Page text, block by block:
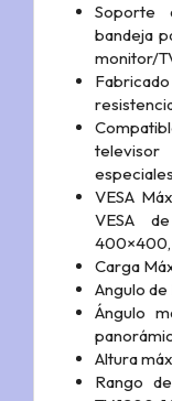
Soporte
bandeja
monitor/
VESA
VESA
Carga
Angulo de
Ángulo
Altura
Rango